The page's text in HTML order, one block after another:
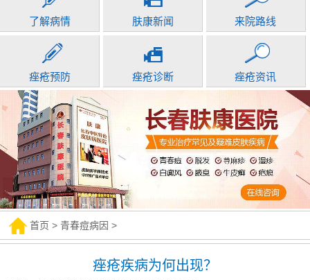
了解病情 肤康新闻 来院路线
痤疮预防 痤疮诊断 痤疮资讯
首页 >青春痘病因 >
痤疮疾病为何出现？